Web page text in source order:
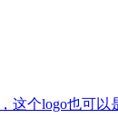
这个logo也可以